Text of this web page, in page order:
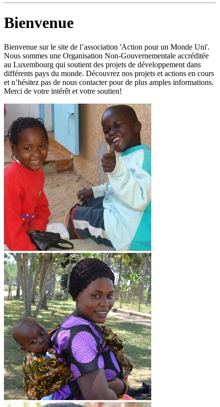
Bienvenue
Bienvenue sur le site de l’association 'Action pour un Monde Uni'.
Nous sommes une Organisation Non-Gouvernementale accréditée
au Luxembourg qui soutient des projets de développement dans
différents pays du monde. Découvrez nos projets et actions en cours
et n’hésitez pas de nous contacter pour de plus amples informations.
Merci de votre intérêt et votre soutien!